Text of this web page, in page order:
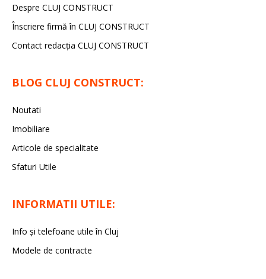
Despre CLUJ CONSTRUCT
Înscriere firmă în CLUJ CONSTRUCT
Contact redacția CLUJ CONSTRUCT
BLOG CLUJ CONSTRUCT:
Noutati
Imobiliare
Articole de specialitate
Sfaturi Utile
INFORMATII UTILE:
Info și telefoane utile în Cluj
Modele de contracte